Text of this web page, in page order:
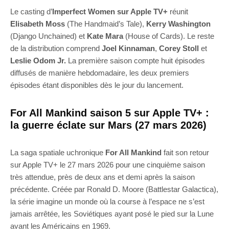
Le casting d’Imperfect Women sur Apple TV+ réunit
Elisabeth Moss (The Handmaid’s Tale), Kerry Washington
(Django Unchained) et Kate Mara(House of Cards). Le reste
de la distribution comprend Joel Kinnaman, Corey Stoll et
Leslie Odom Jr. La première saison compte huit épisodes
diffusés de manière hebdomadaire, les deux premiers
épisodes étant disponibles dès le jour du lancement.
For All Mankind saison 5 sur Apple TV+ :
la guerre éclate sur Mars (27 mars 2026)
La saga spatiale uchronique For All Mankind fait son retour
sur Apple TV+ le 27 mars 2026 pour une cinquième saison
très attendue, près de deux ans et demi après la saison
précédente. Créée par Ronald D. Moore (Battlestar Galactica),
la série imagine un monde où la course à l’espace ne s’est
jamais arrêtée, les Soviétiques ayant posé le pied sur la Lune
avant les Américains en 1969.